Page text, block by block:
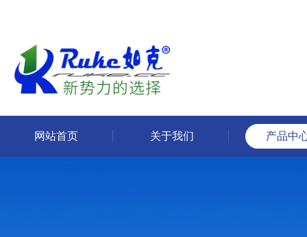
网站首页 关于我们 产品中